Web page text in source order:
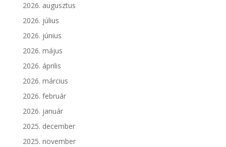
2026. augusztus
2026. július
2026. június
2026. május
2026. április
2026. március
2026. február
2026. január
2025. december
2025. november